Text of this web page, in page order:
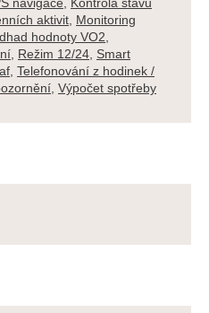
aktivit Monitoring
hodnoty VO2
Režim 12/24 Smart
Telefonování z hodinek /
Výpočet spotřeby